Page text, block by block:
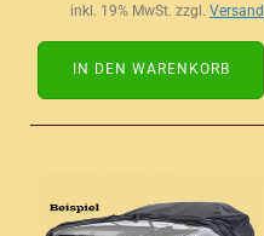
inkl. 19% MwSt. zzgl. Versand
IN DEN WARENKORB